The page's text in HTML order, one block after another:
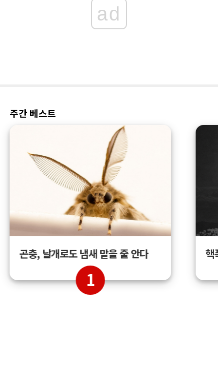
ad
주간 베스트
곤충, 날개로도 냄새 맡을 줄 안다
1
핵